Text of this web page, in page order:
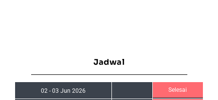
Jadwal
02 -03 Jun 2026 Selesai